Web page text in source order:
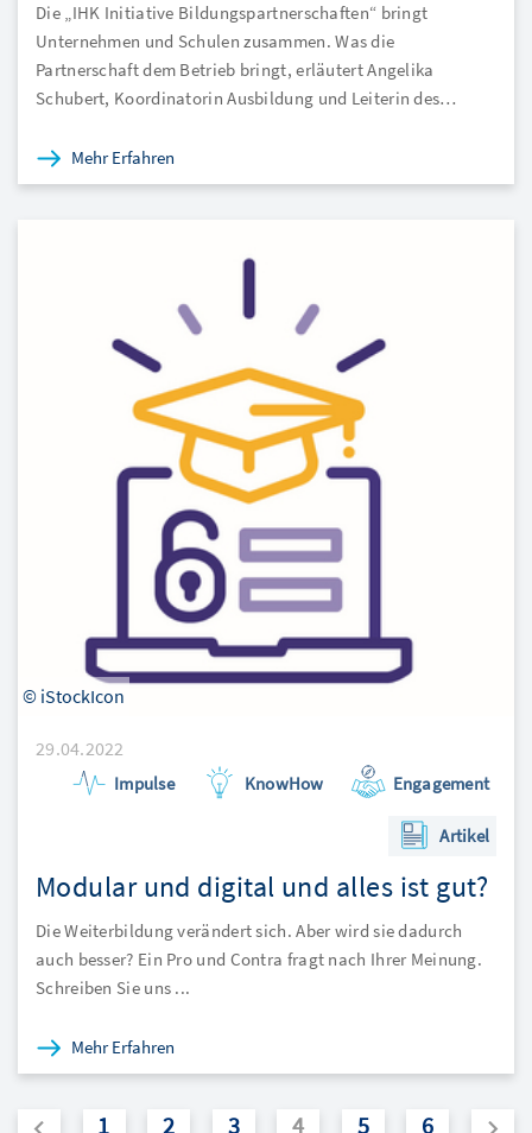
Die „IHK Initiative Bildungspartnerschaften“ bringt
Unternehmen und Schulen zusammen. Was die
Partnerschaft dem Betrieb bringt, erläutert Angelika
Schubert, Koordinatorin Ausbildung und Leiterin des…
Mehr Erfahren
© iStockIcon
29.04.2022
Impulse KnowHow Engagement
Artikel
Modular und digital und alles ist gut?
Die Weiterbildung verändert sich. Aber wird sie dadurch
auch besser? Ein Pro und Contra fragt nach Ihrer Meinung.
Schreiben Sie uns ...
Mehr Erfahren
1 2 3 4 5 6